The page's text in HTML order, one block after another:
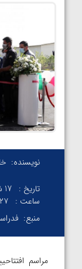
نویسنده:
تاریخ : 17 شهریور 1400
ساعت :
منبع:
مراسم